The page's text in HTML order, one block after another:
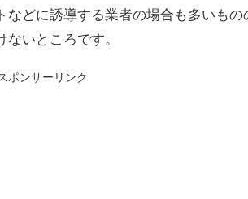
などに誘導する業者の場合も多いもの
いところです。
ポンサーリンク